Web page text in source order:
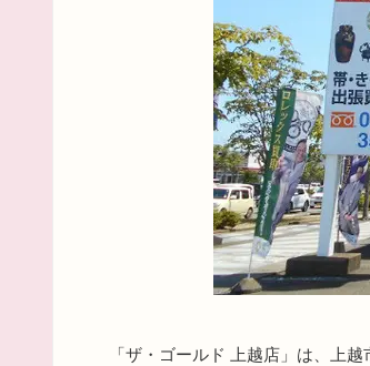
「ザ・ゴールド 上越店」は、上